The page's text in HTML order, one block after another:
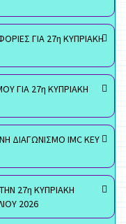
ΓΙΑ 27η ΚΥΠΡΙΑΚΗ
ΓΙΑ 27η ΚΥΠΡΙΑΚΗ
ΔΙΑΓΩΝΙΣΜΟ IMC KEY
27η ΚΥΠΡΙΑΚΗ
2026